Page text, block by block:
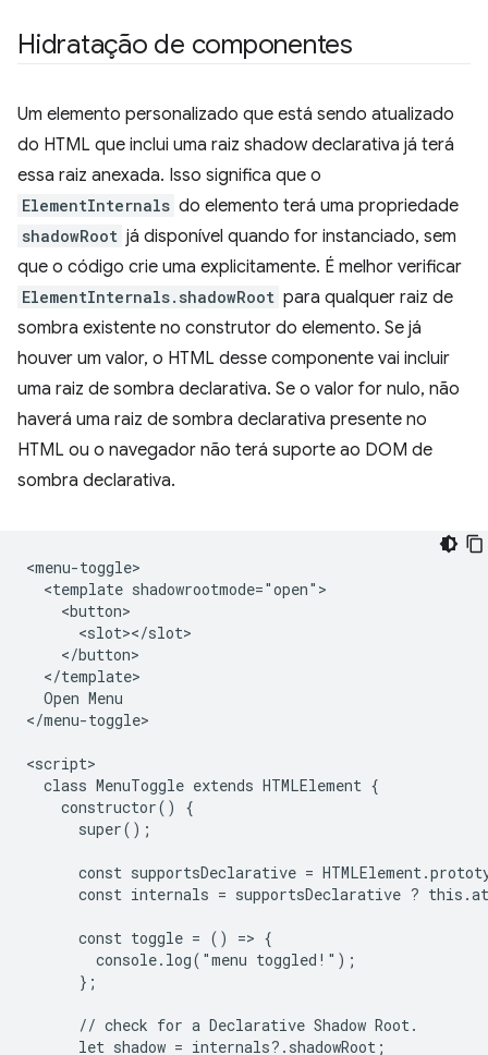
Hidratação de componentes
Um elemento personalizado que está sendo atualizado
do HTML que inclui uma raiz shadow declarativa já terá
essa raiz anexada. Isso significa que o
ElementInternals do elemento terá uma propriedade
shadowRoot já disponível quando for instanciado, sem
que o código crie uma explicitamente. É melhor verificar
ElementInternals.shadowRoot para qualquer raiz de
sombra existente no construtor do elemento. Se já
houver um valor, o HTML desse componente vai incluir
uma raiz de sombra declarativa. Se o valor for nulo, não
haverá uma raiz de sombra declarativa presente no
HTML ou o navegador não terá suporte ao DOM de
sombra declarativa.
<menu-toggle>
  <template shadowrootmode="open">
    <button>
      <slot></slot>
    </button>
  </template>
  Open Menu
</menu-toggle>
<script>
  class MenuToggle extends HTMLElement {
    constructor() {
      super();
const supportsDeclarative =
const internals = supportsDeclarative ?
      const toggle = () => {
        console.log("menu toggled!");
      };
      // check for a Declarative Shadow Root.
      let shadow = internals?.shadowRoot;